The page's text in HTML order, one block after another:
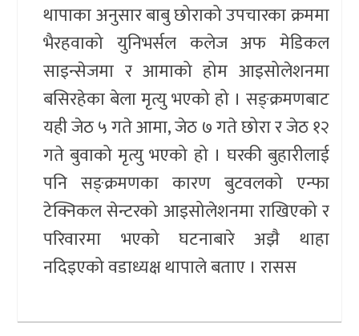
थापाका अनुसार बाबु छोराको उपचारका क्रममा
भैरहवाको युनिभर्सल कलेज अफ मेडिकल
साइन्सेजमा र आमाको होम आइसोलेशनमा
बसिरहेका बेला मृत्यु भएको हो । सङ्क्रमणबाट
यही जेठ ५ गते आमा, जेठ ७ गते छोरा र जेठ १२
गते बुवाको मृत्यु भएको हो । घरकी बुहारीलाई
पनि सङ्क्रमणका कारण बुटवलको एन्फा
टेक्निकल सेन्टरको आइसोलेशनमा राखिएको र
परिवारमा भएको घटनाबारे अझै थाहा
नदिइएको वडाध्यक्ष थापाले बताए । रासस